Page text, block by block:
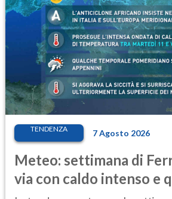
TENDENZA 7 Agosto 2026
Meteo: settimana di
via con caldo intenso e